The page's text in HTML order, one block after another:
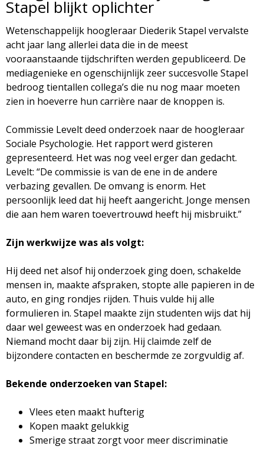
i
o
l
o
g
i
e
M
a
g
a
z
i
n
d
m
e
n
u
Stapel blijkt oplichter
Wetenschappelijk hoogleraar Diederik Stapel vervalste
acht jaar lang allerlei data die in de meest
vooraanstaande tijdschriften werden gepubliceerd. De
mediagenieke en ogenschijnlijk zeer succesvolle Stapel
bedroog tientallen collega’s die nu nog maar moeten
zien in hoeverre hun carrière naar de knoppen is.
Commissie Levelt deed onderzoek naar de hoogleraar
Sociale Psychologie. Het rapport werd gisteren
gepresenteerd. Het was nog veel erger dan gedacht.
Levelt: “De commissie is van de ene in de andere
verbazing gevallen. De omvang is enorm. Het
persoonlijk leed dat hij heeft aangericht. Jonge mensen
die aan hem waren toevertrouwd heeft hij misbruikt.”
Zijn werkwijze was als volgt:
Hij deed net alsof hij onderzoek ging doen, schakelde
mensen in, maakte afspraken, stopte alle papieren in de
auto, en ging rondjes rijden. Thuis vulde hij alle
formulieren in. Stapel maakte zijn studenten wijs dat hij
daar wel geweest was en onderzoek had gedaan.
Niemand mocht daar bij zijn. Hij claimde zelf de
bijzondere contacten en beschermde ze zorgvuldig af.
Bekende onderzoeken van Stapel:
Vlees eten maakt hufterig
Kopen maakt gelukkig
Smerige straat zorgt voor meer discriminatie